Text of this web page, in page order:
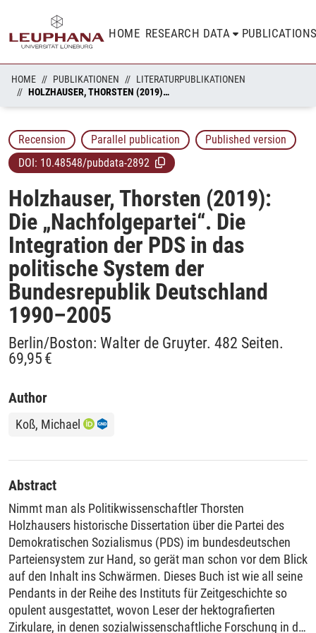
HOME RESEARCH DATA
HOME PUBLIKATIONEN
LITERATURPUBLIKATIONEN
HOLZHAUSER, THORSTEN (2019): DIE „NACHFOLGEPARTEI“. DIE INTEGRATION DER PDS IN DAS POLITISCHE SYSTEM DER BUNDESREPUBLIK DEUTSCHLAND 1990–2005
Recension Parallel publication
Published version
DOI: 10.48548/pubdata-2892
Holzhauser, Thorsten (2019):
Die „Nachfolgepartei“. Die
Integration der PDS in das
politische System der
Bundesrepublik Deutschland
1990–2005
Berlin/Boston: Walter de Gruyter. 482 Seiten.
69,95 €
Author
Koß, Michael
Abstract
Nimmt man als Politikwissenschaftler Thorsten
Holzhausers historische Dissertation über die Partei des
Demokratischen Sozialismus (PDS) im bundesdeutschen
Parteiensystem zur Hand, so gerät man schon vor dem Blick
auf den Inhalt ins Schwärmen. Dieses Buch ist wie all seine
Pendants in der Reihe des Instituts für Zeitgeschichte so
opulent ausgestattet, wovon Leser der hektografierten
Zirkulare, in denen sozialwissenschaftliche Forschung in der